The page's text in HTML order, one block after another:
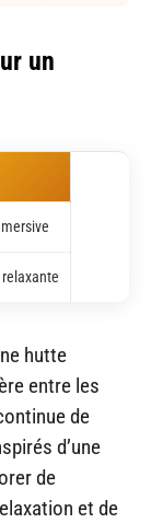
un
hutte
entre les
de
d’une
de
et de